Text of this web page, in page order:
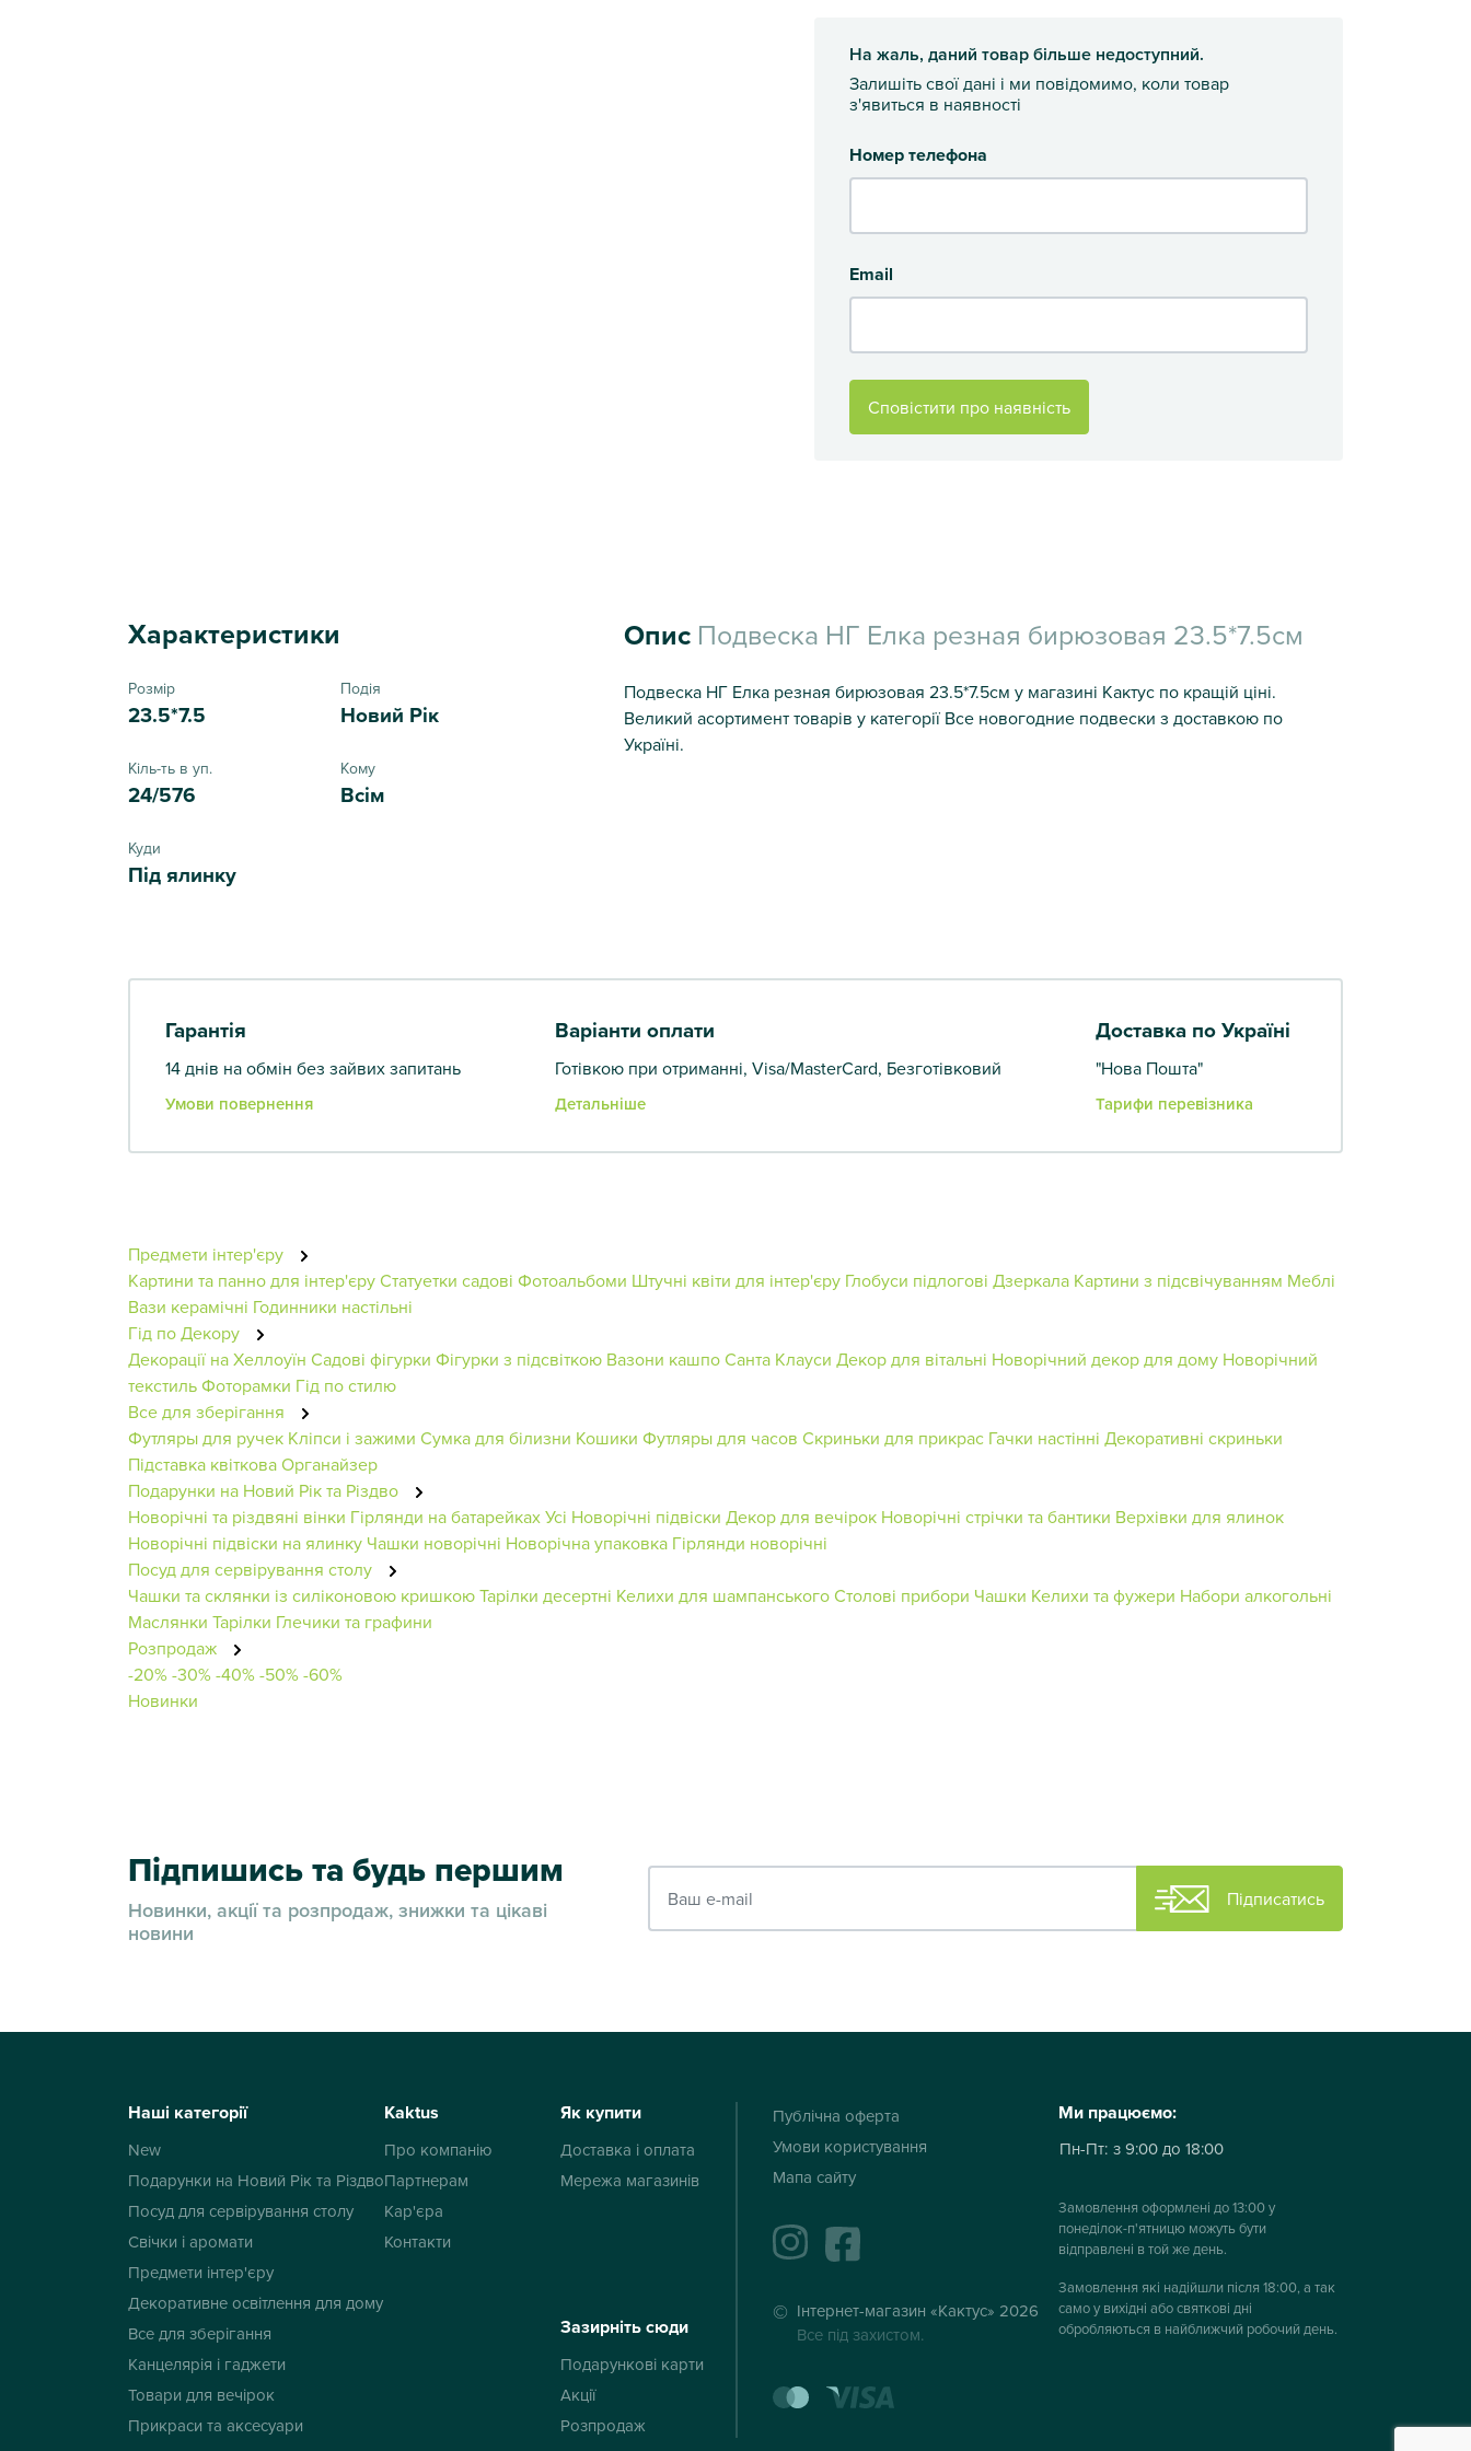
На жаль, даний товар більше недоступний.
Залишіть свої дані і ми повідомимо, коли товар
з'явиться в наявності
Номер телефона
Email
Сповістити про наявність
Характеристики
Розмір
23.5*7.5
Подія
Новий Рік
Кіль-ть в уп.
24/576
Кому
Всім
Куди
Під ялинку
Опис Подвеска НГ Елка резная бирюзовая 23.5*7.5см
Подвеска НГ Елка резная бирюзовая 23.5*7.5см у магазині Кактус по кращій ціні.
Великий асортимент товарів у категорії Все новогодние подвески з доставкою по
Україні.
Гарантія
14 днів на обмін без зайвих запитань
Умови повернення
Варіанти оплати
Готівкою при отриманні, Visa/MasterCard, Безготівковий
Детальніше
Доставка по Україні
"Нова Пошта"
Тарифи перевізника
Предмети інтер'єру
Картини та панно для інтер'єруСтатуетки садові Фотоальбоми Штучні квіти для інтер'єру Глобуси підлогові Дзеркала Картини з підсвічуванням Меблі
Вази керамічні Годинники настільні
Гід по Декору
Декорації на Хеллоуїн Садові фігурки Фігурки з підсвіткою Вазони кашпоСанта Клауси Декор для вітальні Новорічний декор для дому Новорічний
текстильФоторамки Гід по стилю
Все для зберігання
Футляры для ручек Кліпси і зажими Сумка для білизни Кошики Футляры для часов Скриньки для прикрас Гачки настінні Декоративні скриньки
Підставка квітковаОрганайзер
Подарунки на Новий Рік та Різдво
Новорічні та різдвяні вінки Гірлянди на батарейкахУсі Новорічні підвіски Декор для вечірок Новорічні стрічки та бантики Верхівки для ялинок
Новорічні підвіски на ялинку Чашки новорічні Новорічна упаковка Гірлянди новорічні
Посуд для сервірування столу
Чашки та склянки із силіконовою кришкоюТарілки десертні Келихи для шампанськогоСтолові прибори Чашки Келихи та фужери Набори алкогольні
Маслянки Тарілки Глечики та графини
Розпродаж
-20%-30%-40%-50%-60%
Новинки
Підпишись та будь першим
Новинки, акції та розпродаж, знижки та цікаві
новини
Підписатись
Наші категорії
New
Подарунки на Новий Рік та Різдво
Посуд для сервірування столу
Свічки і аромати
Предмети інтер'єру
Декоративне освітлення для дому
Все для зберігання
Канцелярія і гаджети
Товари для вечірок
Прикраси та аксесуари
Kaktus
Про компанію
Партнерам
Кар'єра
Контакти
Як купити
Доставка і оплата
Мережа магазинів
Зазирніть сюди
Подарункові карти
Акції
Розпродаж
Публічна оферта
Умови користування
Мапа сайту
instagramfacebook
Інтернет-магазин «Кактус» 2026
Все під захистом.
mastercard
Ми працюємо:
Пн-Пт: з 9:00 до 18:00
Замовлення оформлені до 13:00 у
понеділок-п'ятницю можуть бути
відправлені в той же день.
Замовлення які надійшли після 18:00, а так
само у вихідні або святкові дні
обробляються в найближчий робочий день.